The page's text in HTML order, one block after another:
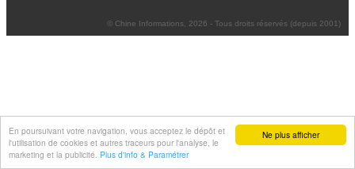
Ne plus afficher
En poursuivant votre navigation, vous acceptez le dépôt et
l'utilisation de cookies et autres traceurs pour l'analyse, le
marketing et la publicité. Plus d'info & Paramétrer
© Chine Informations, 2026 - Tous droits réservés (depuis 2001)